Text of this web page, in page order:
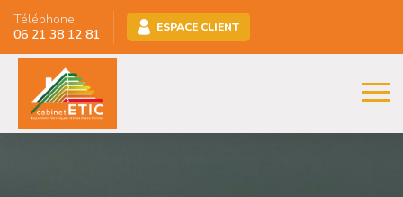
Téléphone
06 21 38 12 81
ESPACE CLIENT